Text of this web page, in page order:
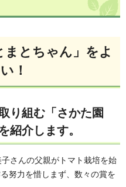
まとちゃん」をよ
！
り組む「さかた園
紹介します。
さんの父親がトマト栽培を始
努力を惜しまず、数々の賞を